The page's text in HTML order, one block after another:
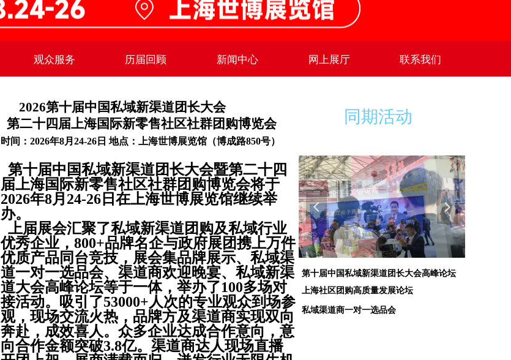
观众服务 历届回顾 新闻中心 网上展厅 联系我们
2026第十届中国私域新渠道团长大会
第二十四届上海国际新零售社区社群团购博览会
时间：2026年8月24-26日 地点：上海世博展览馆（博成路850号）
第十届中国私域新渠道团长大会暨第二十四
届上海国际新零售社区社群团购博览会将于
2026年8月24-26日在上海世博展览馆继续举
办。
上届展会汇聚了私域新渠道团购及私域行业
优秀企业，800+品牌名企与政府展团携上万件
优质产品同台竞技，展会集品牌展示、私域渠
道一对一选品会、渠道商欢迎晚宴、私域新渠
道大会高峰论坛等于一体，举办了100多场对
接活动。吸引了53000+人次的专业观众到场参
观，现场交流火热，品牌方及渠道商实现双向
奔赴，成效喜人。众多企业达成合作意向，意
向合作金额突破3.8亿。渠道商达人现场直播
넳 넲
同期活动
第十届中国私域新渠道团长大会高峰论坛
上海社区团购高质量发展论坛
私域渠道商一对一选品会